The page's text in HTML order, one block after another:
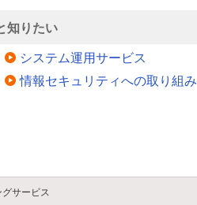
知りたい
システム運用サービス
情報セキュリティへの取り組み
サービス